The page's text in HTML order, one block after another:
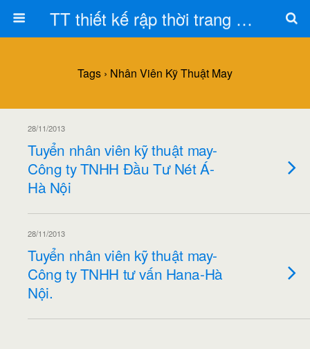
TT thiết kế rập thời trang Toán Trần
Tags › Nhân Viên Kỹ Thuật May
28/11/2013
Tuyển nhân viên kỹ thuật may-
Công ty TNHH Đầu Tư Nét Á-
Hà Nội
28/11/2013
Tuyển nhân viên kỹ thuật may-
Công ty TNHH tư vấn Hana-Hà
Nội.